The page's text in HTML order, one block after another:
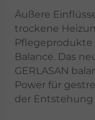
Äußere
trockene
Pflegeprodukte
Balance. Das
GERLASAN
Power für
der